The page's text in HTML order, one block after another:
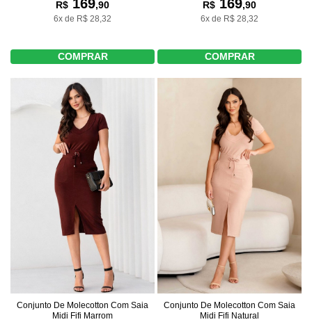
R$ 169,90
6x de R$ 28,32
COMPRAR
R$ 169,90
6x de R$ 28,32
COMPRAR
Conjunto De Molecotton Com Saia
Midi Fifi Marrom
Conjunto De Molecotton Com Saia
Midi Fifi Natural